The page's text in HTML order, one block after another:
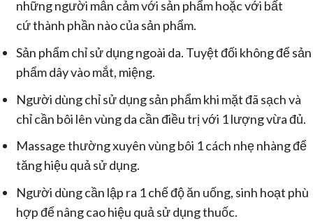
những người mẫn cảm với sản phẩm hoặc với bất
cứ thành phần nào của sản phẩm.
Sản phẩm chỉ sử dụng ngoài da. Tuyệt đối không để sản
phẩm dây vào mắt, miệng.
Người dùng chỉ sử dụng sản phẩm khi mặt đã sạch và
chỉ cần bôi lên vùng da cần điều trị với 1 lượng vừa đủ.
Massage thường xuyên vùng bôi 1 cách nhẹ nhàng để
tăng hiệu quả sử dụng.
Người dùng cần lập ra 1 chế độ ăn uống, sinh hoạt phù
hợp để nâng cao hiệu quả sử dụng thuốc.